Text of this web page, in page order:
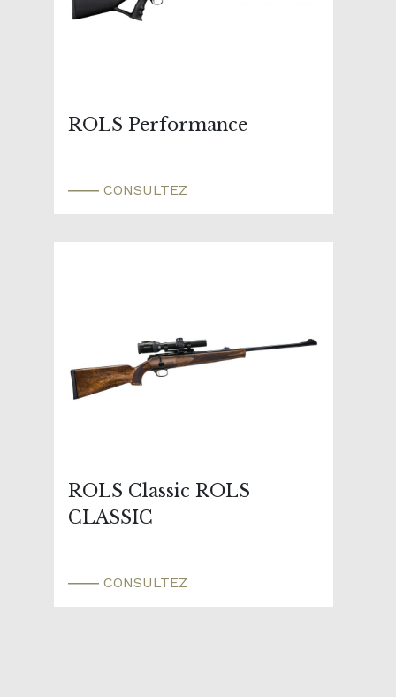
ROLS Performance
CONSULTEZ
ROLS Classic ROLS
CLASSIC
CONSULTEZ